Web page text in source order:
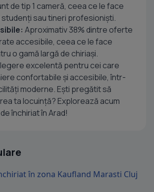
de tip 1 cameră, ceea ce le face
sau tineri profesioniști.
Aproximativ 38% dintre oferte
accesibile, ceea ce le face
o gamă largă de chiriași.
excelentă pentru cei care
confortabile și accesibile, într-
moderne. Ești pregătit să
ta locuință? Explorează acum
închiriat în Arad!
în zona Kaufland Marasti Cluj